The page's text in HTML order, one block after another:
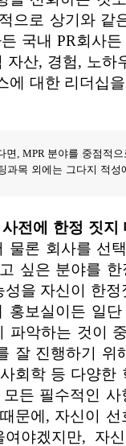
으로 상기와 같
국내 PR회사
자산, 경험, 노하
에 대한 리더십
면, MPR 분야를 중점적
과목 외에는 그다지 적
전에 한정 짓지
물론 회사를 선
싶은 분야를
을 자신이 한
홍보실이든 일
파악하는 것이
잘 진행하기 위
사회학 등 다양한
모든 필수적인
문에, 자신이 선
야겠지만, 자